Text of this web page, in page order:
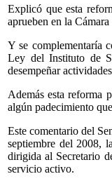
Explicó que esta
aprueben en la
Y se complementaría
Ley del Instituto de
desempeñar
Además esta reforma
algún padecimiento
Este comentario del
septiembre del 2008,
dirigida al Secretario
servicio activo.